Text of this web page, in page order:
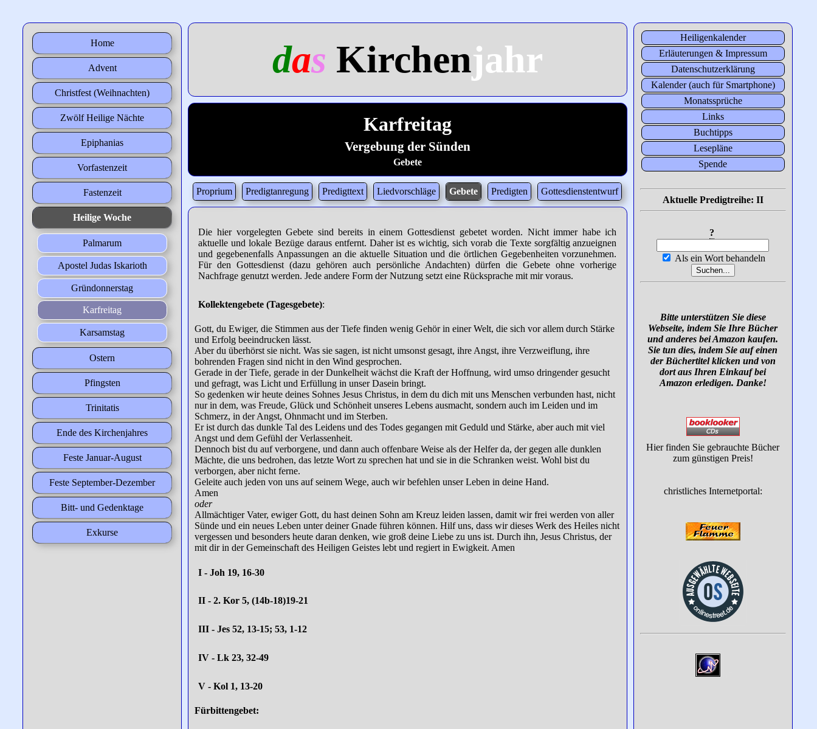
Home
Advent
Christfest (Weihnachten)
Zwölf Heilige Nächte
Epiphanias
Vorfastenzeit
Fastenzeit
Heilige Woche
Palmarum
Apostel Judas Iskarioth
Gründonnerstag
Karfreitag
Karsamstag
Ostern
Pfingsten
Trinitatis
Ende des Kirchenjahres
Feste Januar-August
Feste September-Dezember
Bitt- und Gedenktage
Exkurse
das Kirchenjahr
Karfreitag
Vergebung der Sünden
Gebete
Proprium Predigtanregung Predigttext Liedvorschläge Gebete Predigten Gottesdienstentwurf
Die hier vorgelegten Gebete sind bereits in einem Gottesdienst gebetet worden. Nicht immer habe ich
aktuelle und lokale Bezüge daraus entfernt. Daher ist es wichtig, sich vorab die Texte sorgfältig anzueignen
und gegebenenfalls Anpassungen an die aktuelle Situation und die örtlichen Gegebenheiten vorzunehmen.
Für den Gottesdienst (dazu gehören auch persönliche Andachten) dürfen die Gebete ohne vorherige
Nachfrage genutzt werden. Jede andere Form der Nutzung setzt eine Rücksprache mit mir voraus.
Kollektengebete (Tagesgebete):
Gott, du Ewiger, die Stimmen aus der Tiefe finden wenig Gehör in einer Welt, die sich vor allem durch Stärke
und Erfolg beeindrucken lässt.
Aber du überhörst sie nicht. Was sie sagen, ist nicht umsonst gesagt, ihre Angst, ihre Verzweiflung, ihre
bohrenden Fragen sind nicht in den Wind gesprochen.
Gerade in der Tiefe, gerade in der Dunkelheit wächst die Kraft der Hoffnung, wird umso dringender gesucht
und gefragt, was Licht und Erfüllung in unser Dasein bringt.
So gedenken wir heute deines Sohnes Jesus Christus, in dem du dich mit uns Menschen verbunden hast, nicht
nur in dem, was Freude, Glück und Schönheit unseres Lebens ausmacht, sondern auch im Leiden und im
Schmerz, in der Angst, Ohnmacht und im Sterben.
Er ist durch das dunkle Tal des Leidens und des Todes gegangen mit Geduld und Stärke, aber auch mit viel
Angst und dem Gefühl der Verlassenheit.
Dennoch bist du auf verborgene, und dann auch offenbare Weise als der Helfer da, der gegen alle dunklen
Mächte, die uns bedrohen, das letzte Wort zu sprechen hat und sie in die Schranken weist. Wohl bist du
verborgen, aber nicht ferne.
Geleite auch jeden von uns auf seinem Wege, auch wir befehlen unser Leben in deine Hand.
Amen
oder
Allmächtiger Vater, ewiger Gott, du hast deinen Sohn am Kreuz leiden lassen, damit wir frei werden von aller
Sünde und ein neues Leben unter deiner Gnade führen können. Hilf uns, dass wir dieses Werk des Heiles nicht
vergessen und besonders heute daran denken, wie groß deine Liebe zu uns ist. Durch ihn, Jesus Christus, der
mit dir in der Gemeinschaft des Heiligen Geistes lebt und regiert in Ewigkeit. Amen
I - Joh 19, 16-30
II - 2. Kor 5, (14b-18)19-21
III - Jes 52, 13-15; 53, 1-12
IV - Lk 23, 32-49
V - Kol 1, 13-20
Fürbittengebet:
Heiligenkalender
Erläuterungen & Impressum
Datenschutzerklärung
Kalender (auch für Smartphone)
Monatssprüche
Links
Buchtipps
Lesepläne
Spende
Aktuelle Predigtreihe: II
?
Als ein Wort behandeln
Bitte unterstützen Sie diese
Webseite, indem Sie Ihre Bücher
und anderes bei Amazon kaufen.
Sie tun dies, indem Sie auf einen
der Büchertitel klicken und von
dort aus Ihren Einkauf bei
Amazon erledigen. Danke!
Hier finden Sie gebrauchte Bücher
zum günstigen Preis!
christliches Internetportal: